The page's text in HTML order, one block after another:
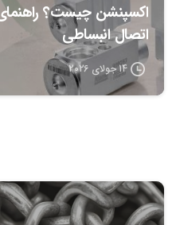
اکسپنشن چیست؟
اتصال انبساطی
14 جولای 2026